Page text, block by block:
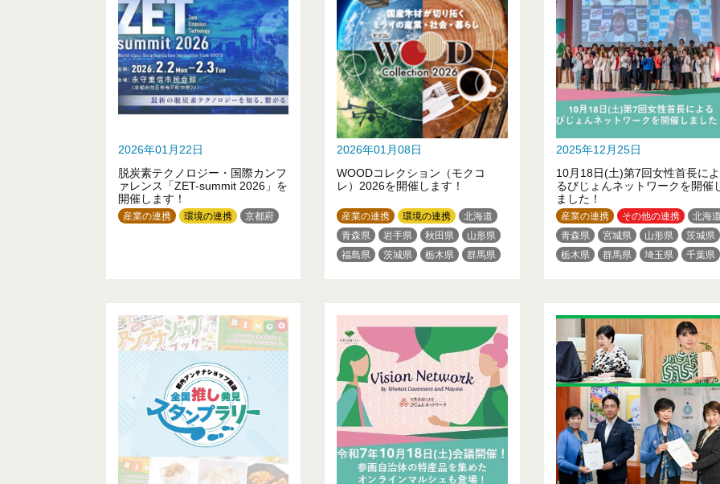
2026年01月22日
脱炭素テクノロジー・国際カンフ
ァレンス「ZET-summit 2026」を
開催します！
産業の連携 環境の連携 京都府
2026年01月08日
WOODコレクション（モクコ
レ）2026を開催します！
産業の連携 環境の連携
北海道
青森県
岩手県 秋田県
山形県
福島県
茨城県 栃木県
群馬県
愛知県
滋賀県 京都府
大阪府
兵庫県
奈良県
和歌山県
鳥取県
岡山県 広島県
徳島県
香川県
愛媛県 高知県
福岡県
熊本県
大分県
宮崎県
鹿児島県
2025年12月25日
10月18日(土)第7回女性首長によ
るびじょんネットワークを開催
ました！
産業の連携 その他の連携
北海
青森県
宮城県 山形県
茨城県
栃木県
群馬県 埼玉県
千葉県
和歌山県
鳥取県
岡山県
山口県
徳島県 高知県
福岡県
熊本県
大分県 沖縄県